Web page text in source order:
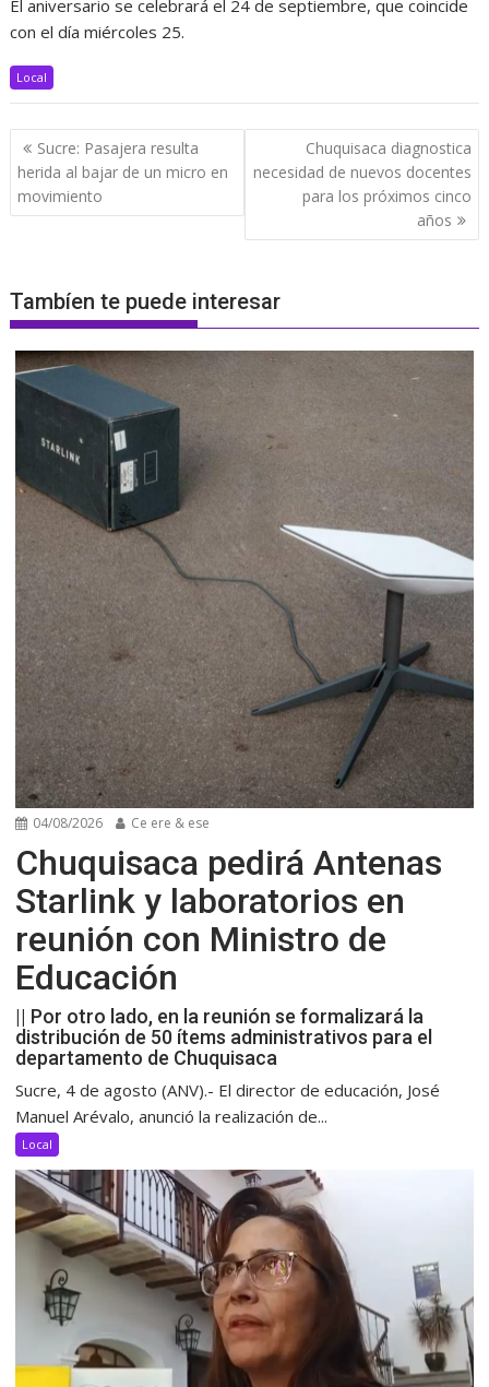
El aniversario se celebrará el 24 de septiembre, que coincide
con el día miércoles 25.
Local
Navegación
de
entradas
Sucre: Pasajera resulta
herida al bajar de un micro en
movimiento
Chuquisaca diagnostica
necesidad de nuevos docentes
para los próximos cinco
años
Tambíen te puede interesar
04/08/2026 Ce ere & ese
Chuquisaca pedirá Antenas
Starlink y laboratorios en
reunión con Ministro de
Educación
|| Por otro lado, en la reunión se formalizará la
distribución de 50 ítems administrativos para el
departamento de Chuquisaca
Sucre, 4 de agosto (ANV).- El director de educación, José
Manuel Arévalo, anunció la realización de...
Local